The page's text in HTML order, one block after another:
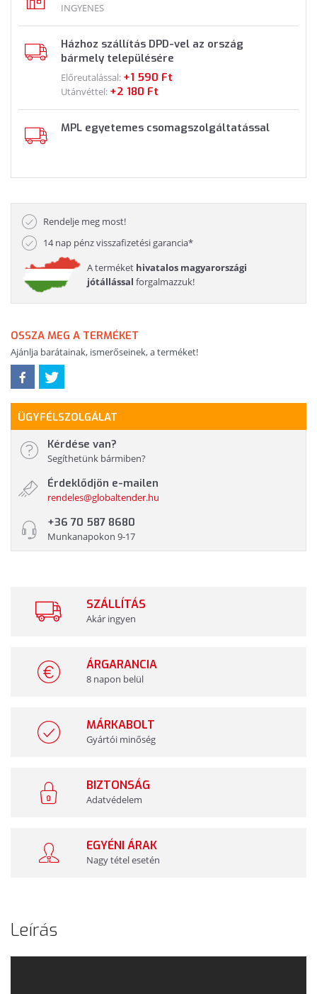
INGYENES
Házhoz szállítás DPD-vel az ország
bármely településére
Előreutalással: +1 590 Ft
Utánvéttel: +2 180 Ft
MPL egyetemes csomagszolgáltatással
Rendelje meg most!
14 nap pénz visszafizetési garancia*
A terméket hivatalos magyarországi
jótállással forgalmazzuk!
OSSZA MEG A TERMÉKET
Ajánlja barátainak, ismerőseinek, a terméket!
ÜGYFÉLSZOLGÁLAT
Kérdése van?
Segíthetünk bármiben?
Érdeklődjön e-mailen
rendeles@globaltender.hu
+36 70 587 8680
Munkanapokon 9-17
SZÁLLÍTÁS
Akár ingyen
ÁRGARANCIA
8 napon belül
MÁRKABOLT
Gyártói minőség
BIZTONSÁG
Adatvédelem
EGYÉNI ÁRAK
Nagy tétel esetén
Leírás